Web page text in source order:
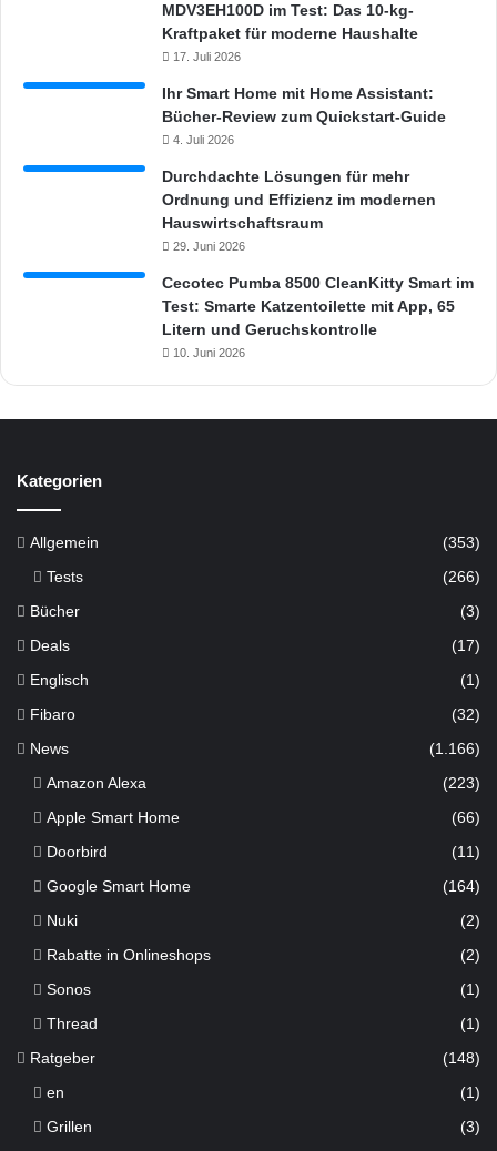
MDV3EH100D im Test: Das 10-kg-
Kraftpaket für moderne Haushalte
17. Juli 2026
Ihr Smart Home mit Home Assistant:
Bücher-Review zum Quickstart-Guide
4. Juli 2026
Durchdachte Lösungen für mehr
Ordnung und Effizienz im modernen
Hauswirtschaftsraum
29. Juni 2026
Cecotec Pumba 8500 CleanKitty Smart im
Test: Smarte Katzentoilette mit App, 65
Litern und Geruchskontrolle
10. Juni 2026
Kategorien
Allgemein (353)
Tests (266)
Bücher (3)
Deals (17)
Englisch (1)
Fibaro (32)
News (1.166)
Amazon Alexa
(223)
Apple Smart Home
(66)
Doorbird
(11)
Google Smart Home
(164)
Nuki
(2)
Rabatte in Onlineshops
(2)
Sonos
(1)
Thread
(1)
Ratgeber (148)
en
(1)
Grillen
(3)